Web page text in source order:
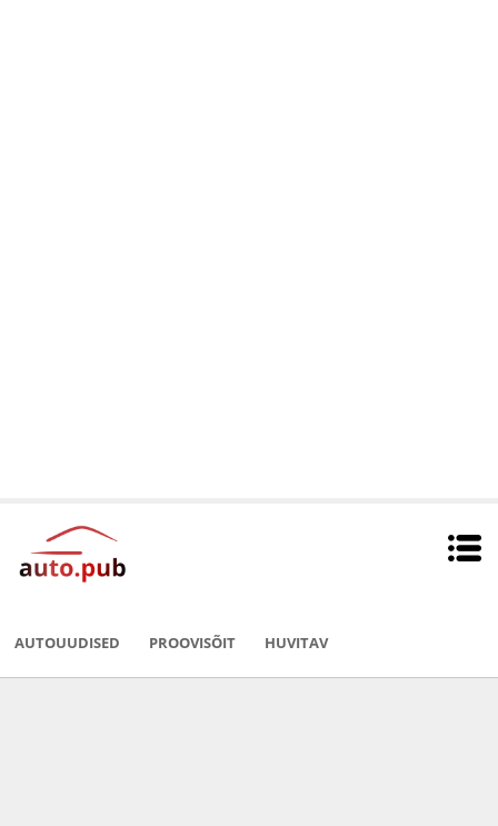
AUTOUUDISED PROOVISÕIT HUVITAV